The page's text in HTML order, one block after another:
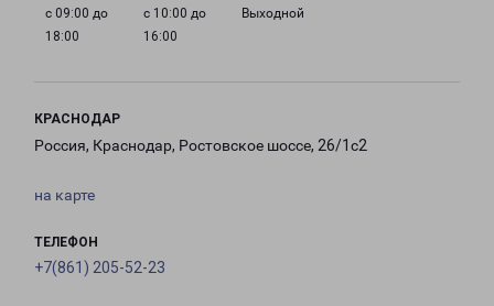
с 09:00 до
18:00
с 10:00 до
16:00
Выходной
КРАСНОДАР
Россия, Краснодар, Ростовское шоссе, 26/1с2
на карте
ТЕЛЕФОН
+7(861) 205-52-23